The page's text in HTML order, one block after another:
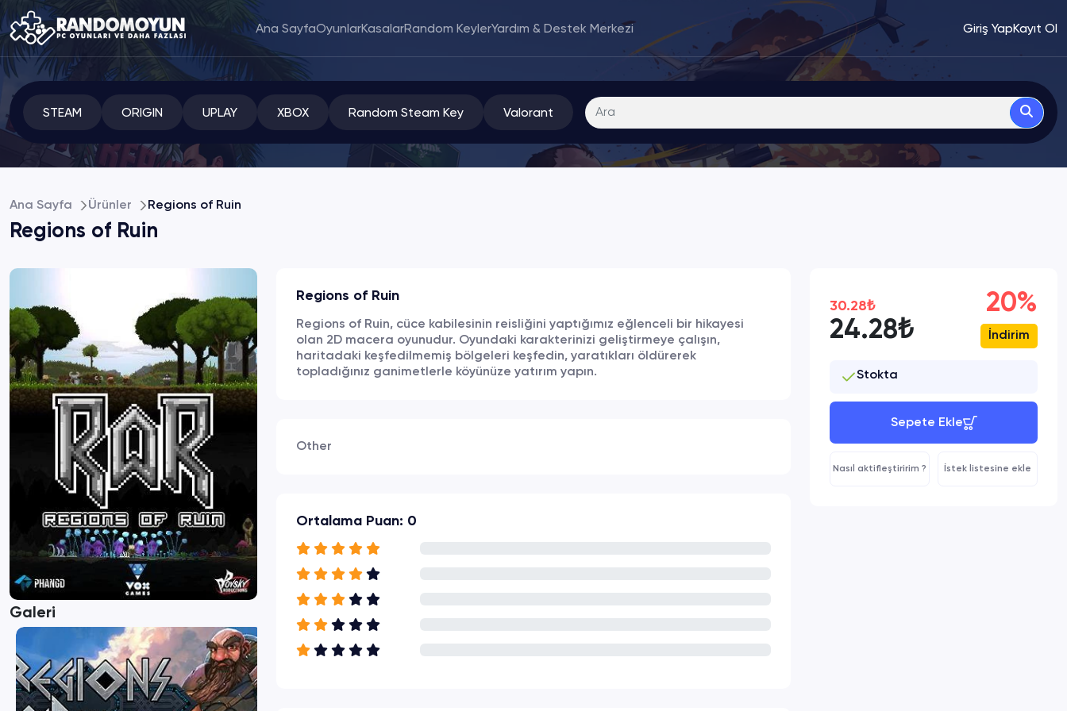
Ana SayfaOyunlarKasalarRandom KeylerYardım & Destek Merkezi Giriş YapKayıt Ol
STEAM ORIGIN UPLAY XBOX Random Steam Key Valorant
Ana Sayfa Ürünler Regions of Ruin
Regions of Ruin
Galeri
Regions of Ruin
Regions of Ruin, cüce kabilesinin reisliğini yaptığımız eğlenceli bir hikayesi
olan 2D macera oyunudur. Oyundaki karakterinizi geliştirmeye çalışın,
haritadaki keşfedilmemiş bölgeleri keşfedin, yaratıkları öldürerek
topladığınız ganimetlerle köyünüze yatırım yapın.
Other
Ortalama Puan: 0
30.28₺
24.28₺
20%
İndirim
Stokta
Sepete Ekle
Nasıl aktifleştiririm ? İstek listesine ekle